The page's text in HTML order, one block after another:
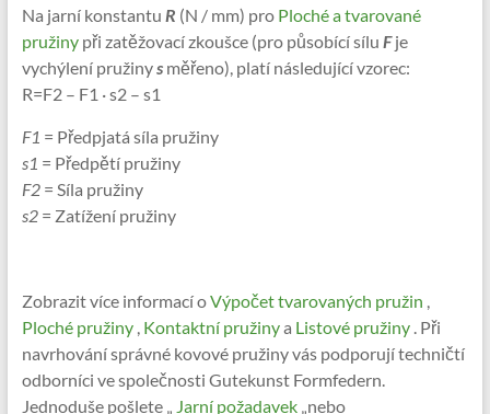
Na jarní konstantu R (N / mm) proPloché a tvarované
pružinypři zatěžovací zkoušce (pro působící sílu Fje
vychýlení pružinysměřeno), platí následující vzorec:
R=F2 – F1 · s2 – s1
F1 = Předpjatá síla pružiny
s1 = Předpětí pružiny
F2= Síla pružiny
s2= Zatížení pružiny
Zobrazit více informací oVýpočet tvarovaných pružin ,
Ploché pružiny,Kontaktní pružinya Listové pružiny. Při
navrhování správné kovové pružiny vás podporují techničtí
odborníci ve společnosti Gutekunst Formfedern.
Jednoduše pošlete „ Jarní požadavek„nebo